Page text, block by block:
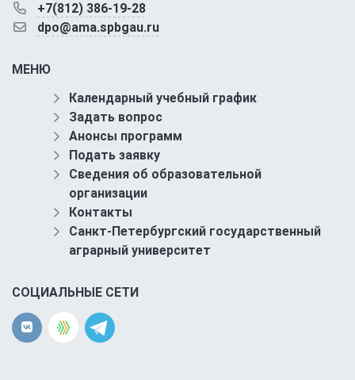
+7(812) 386-19-28
dpo@ama.spbgau.ru
МЕНЮ
Календарный учебный график
Задать вопрос
Анонсы программ
Подать заявку
Сведения об образовательной
организации
Контакты
Санкт-Петербургский государственный
аграрный университет
СОЦИАЛЬНЫЕ СЕТИ